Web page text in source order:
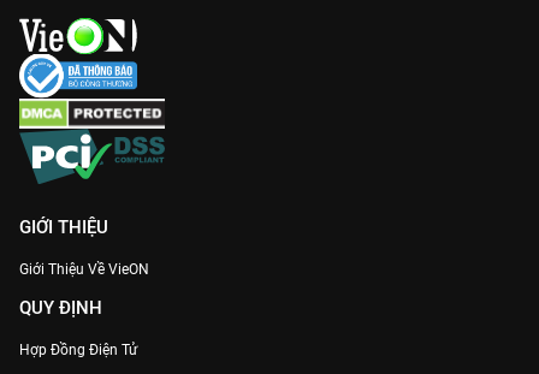
GIỚI THIỆU
Giới Thiệu Về VieON
QUY ĐỊNH
Hợp Đồng Điện Tử